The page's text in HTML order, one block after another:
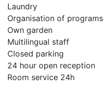
Laundry
Organisation of programs
Own garden
Multilingual staff
Closed parking
24 hour open reception
Room service 24h